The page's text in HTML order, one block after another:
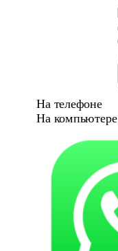
На телефоне
На компьютере